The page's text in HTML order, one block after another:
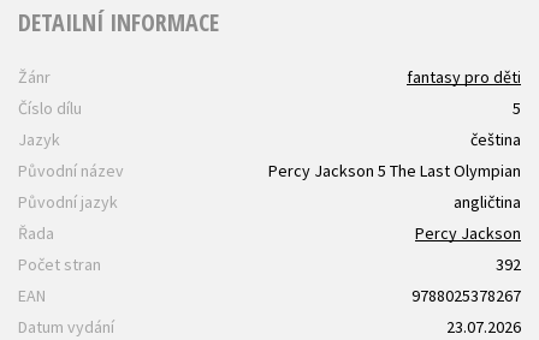
DETAILNÍ INFORMACE
Žánr
fantasy pro děti
Číslo dílu
5
Jazyk
čeština
Původní název
Percy Jackson 5 The Last Olympian
Původní jazyk
angličtina
Řada
Percy Jackson
Počet stran
392
EAN
9788025378267
Datum vydání
23.07.2026